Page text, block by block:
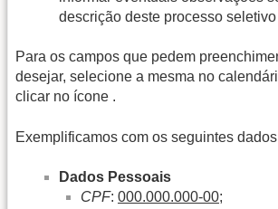
descrição deste processo seletivo
Para os campos que pedem
desejar, selecione a mesma no
clicar no ícone .
Exemplificamos com os seguintes
Dados Pessoais
CPF: 000.000.000-00;